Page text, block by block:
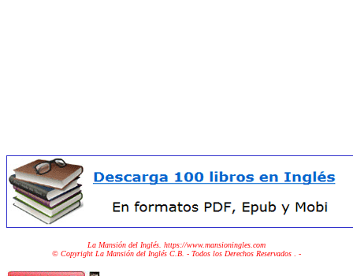
La Mansión del Inglés. https://www.mansioningles.com
© Copyright La Mansión del Inglés C.B. - Todos los Derechos Reservados
. -